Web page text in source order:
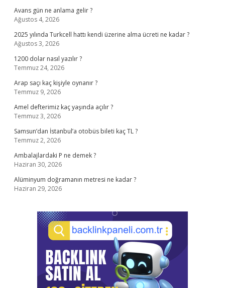
Avans gün ne anlama gelir ?
Ağustos 4, 2026
2025 yılında Turkcell hattı kendi üzerine alma ücreti ne kadar ?
Ağustos 3, 2026
1200 dolar nasıl yazılır ?
Temmuz 24, 2026
Arap saçı kaç kişiyle oynanır ?
Temmuz 9, 2026
Amel defterimiz kaç yaşında açılır ?
Temmuz 3, 2026
Samsun’dan İstanbul’a otobüs bileti kaç TL ?
Temmuz 2, 2026
Ambalajlardaki P ne demek ?
Haziran 30, 2026
Alüminyum doğramanın metresi ne kadar ?
Haziran 29, 2026